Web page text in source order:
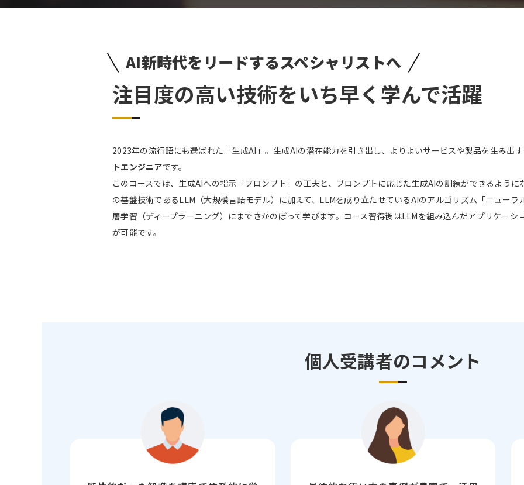
AI新時代をリードするスペシャリストへ
注目度の高い技術をいち早く学んで活躍
2023年の流行語にも選ばれた「生成AI」。生成AIの潜在能力を引き出し、よりよいサービスや製品を生み出
トエンジニアです。
このコースでは、生成AIへの指示「プロンプト」の工夫と、プロンプトに応じた生成AIの訓練ができるよう
の基盤技術であるLLM（大規模言語モデル）に加えて、LLMを成り立たせているAIのアルゴリズム「ニュー
層学習（ディープラーニング）にまでさかのぼって学びます。コース習得後はLLMを組み込んだアプリケー
が可能です。
個人受講者のコメント